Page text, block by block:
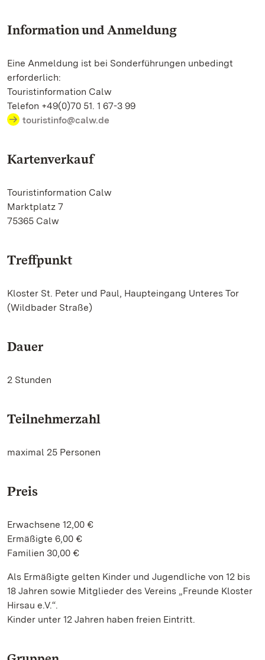
Information und Anmeldung
Eine Anmeldung ist bei Sonderführungen unbedingt
erforderlich:
Touristinformation Calw
Telefon +49(0)70 51. 1 67-3 99
touristinfo@calw.de
Kartenverkauf
Touristinformation Calw
Marktplatz 7
75365 Calw
Treffpunkt
Kloster St. Peter und Paul, Haupteingang Unteres Tor
(Wildbader Straße)
Dauer
2 Stunden
Teilnehmerzahl
maximal 25 Personen
Preis
Erwachsene 12,00 €
Ermäßigte 6,00 €
Familien 30,00 €
Als Ermäßigte gelten Kinder und Jugendliche von 12 bis
18 Jahren sowie Mitglieder des Vereins „Freunde Kloster
Hirsau e.V.“.
Kinder unter 12 Jahren haben freien Eintritt.